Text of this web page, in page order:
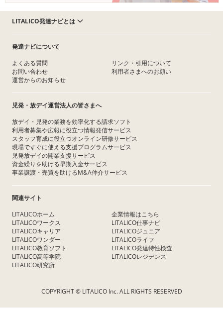
LITALICO発達ナビとは
発達ナビについて
よくある質問
お問い合わせ
運営からのお知らせ
リンク・引用について
利用者さまへのお願い
児発・放デイ運営法人の皆さまへ
放デイ・児発の業務を効率化する請求ソフト
利用者募集や広報に役立つ情報発信サービス
スタッフ育成に役立つオンライン研修サービス
現場ですぐに使える支援プログラムサービス
児発放デイの開業支援サービス
資金繰りを助ける早期入金サービス
事業譲渡・売買を助けるM&A仲介サービス
関連サイト
LITALICOホーム
LITALICOワークス
LITALICOキャリア
LITALICOワンダー
LITALICO教育ソフト
LITALICO高等学院
LITALICO研究所
企業情報はこちら
LITALICO仕事ナビ
LITALICOジュニア
LITALICOライフ
LITALICO発達特性検査
LITALICOレジデンス
COPYRIGHT © LITALICO Inc. ALL RIGHTS RESERVED